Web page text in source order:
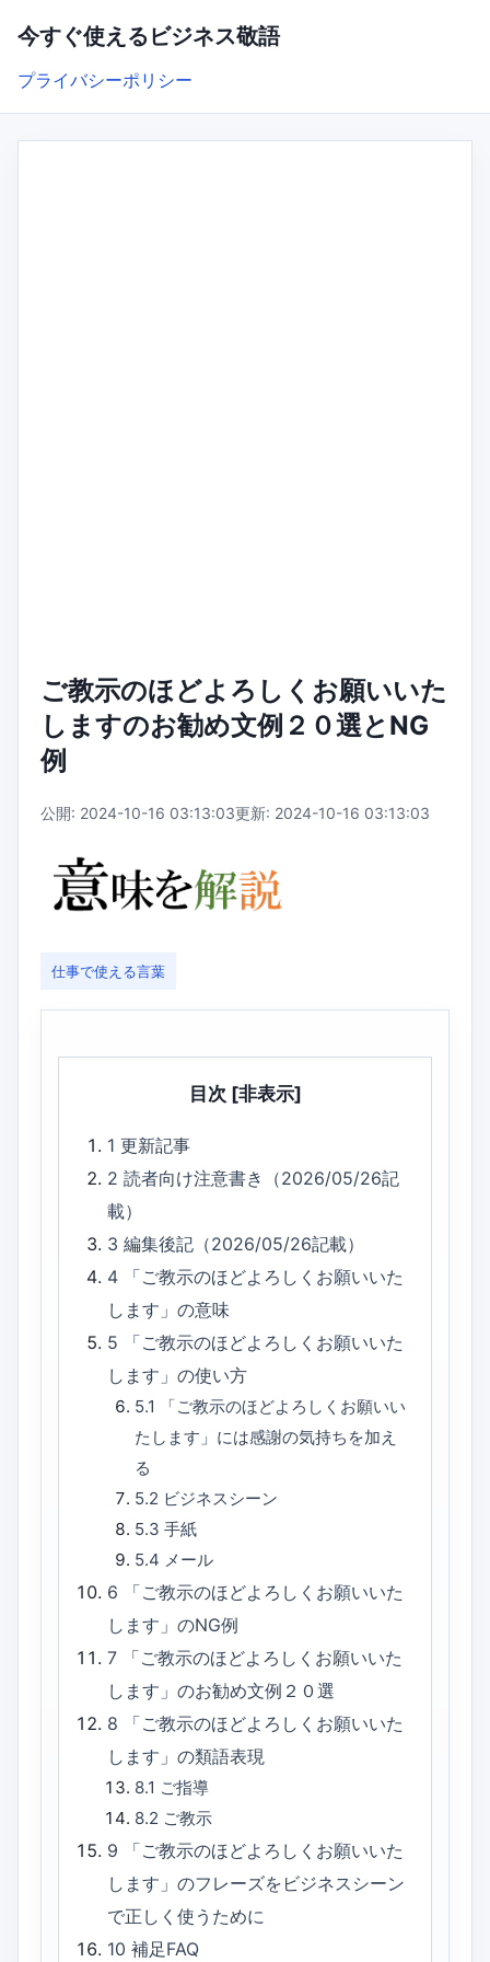
今すぐ使えるビジネス敬語
プライバシーポリシー
ご教示のほどよろしくお願いいた
しますのお勧め文例２０選とNG
例
公開: 2024-10-16 03:13:03更新: 2024-10-16 03:13:03
仕事で使える言葉
目次 [非表示]
1更新記事
2読者向け注意書き（2026/05/26記
載）
3編集後記（2026/05/26記載）
4
「ご教示のほどよろしくお願いいた
します」の意味
5
「ご教示のほどよろしくお願いいた
します」の使い方
5.1
「ご教示のほどよろしくお願いい
たします」には感謝の気持ちを加え
る
5.2 ビジネスシーン
5.3 手紙
5.4 メール
6
「ご教示のほどよろしくお願いいた
します」のNG例
7
「ご教示のほどよろしくお願いいた
します」のお勧め文例２０選
8
「ご教示のほどよろしくお願いいた
します」の類語表現
8.1 ご指導
8.2 ご教示
9
「ご教示のほどよろしくお願いいた
します」のフレーズをビジネスシーン
で正しく使うために
10補足FAQ